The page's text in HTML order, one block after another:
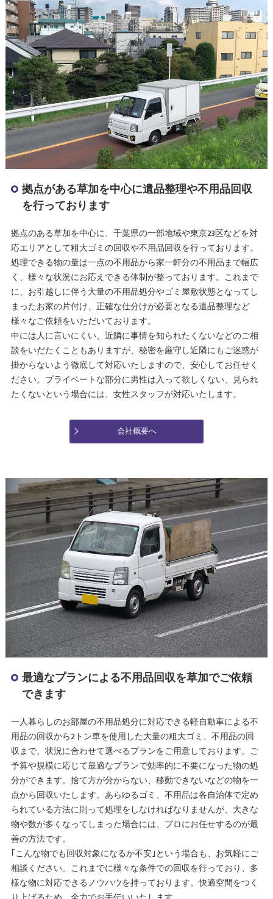
拠点がある草加を中心に遺品整理や不用品回収
を行っております
拠点のある草加を中心に、千葉県の一部地域や東京23区などを対
応エリアとして粗大ゴミの回収や不用品回収を行っております。
処理できる物の量は一点の不用品から家一軒分の不用品まで幅広
く、様々な状況にお応えできる体制が整っております。これまで
に、お引越しに伴う大量の不用品処分やゴミ屋敷状態となってし
まったお家の片付け、正確な仕分けが必要となる遺品整理など
様々なご依頼をいただいております。
中には人に言いにくい、近隣に事情を知られたくないなどのご相
談をいだたくこともありますが、秘密を厳守し近隣にもご迷惑が
掛からないよう徹底して対応いたしますので、安心してお任せく
ださい。プライベートな部分に男性は入って欲しくない、見られ
たくないという場合には、女性スタッフが対応いたします。
会社概要へ
最適なプランによる不用品回収を草加でご依頼
できます
一人暮らしのお部屋の不用品処分に対応できる軽自動車による不
用品の回収から2トン車を使用した大量の粗大ゴミ、不用品の回
収まで、状況に合わせて選べるプランをご用意しております。ご
予算や規模に応じて最適なプランで効率的に不要になった物の処
分ができます。捨て方が分からない、移動できないなどの物を一
点から回収いたします。あらゆるゴミ、不用品は各自治体で定め
られている方法に則って処理をしなければなりませんが、大きな
物や数が多くなってしまった場合には、プロにお任せするのが最
善の方法です。
｢こんな物でも回収対象になるか不安｣という場合も、お気軽にご
相談ください。これまでに様々な条件での回収を行っており、多
様な物に対応できるノウハウを持っております。快適空間をつく